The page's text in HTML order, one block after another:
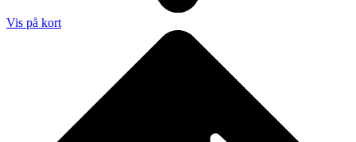
Vis på kort